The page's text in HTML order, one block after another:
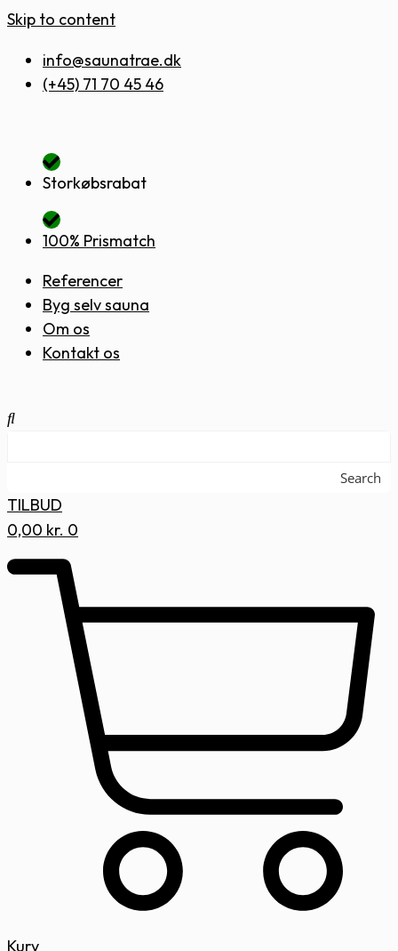
Skip to content
info@saunatrae.dk
(+45) 71 70 45 46
Storkøbsrabat
100% Prismatch
Referencer
Byg selv sauna
Om os
Kontakt os
Search
TILBUD
0,00 kr. 0
Kurv